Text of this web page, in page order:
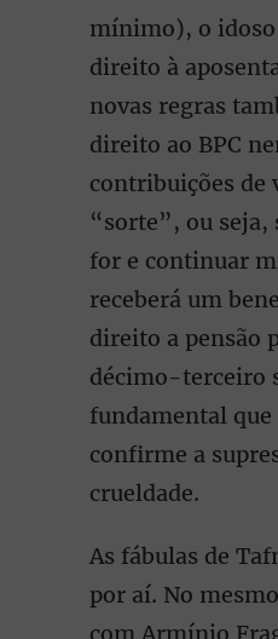
mínimo), o
direito à
novas regras
direito ao BPC
contribuições de
“sorte”, ou seja,
for e continuar
receberá um
direito a pensão
décimo-terceiro
fundamental que
confirme a
crueldade.
As fábulas de
por aí. No